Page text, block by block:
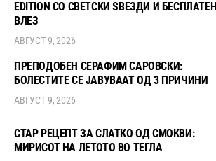
EDITION СО СВЕТСКИ ЅВЕЗДИ И БЕСПЛАТЕН
ВЛЕЗ
АВГУСТ 9, 2026
ПРЕПОДОБЕН СЕРАФИМ САРОВСКИ:
БОЛЕСТИТЕ СЕ ЈАВУВААТ ОД 3 ПРИЧИНИ
АВГУСТ 9, 2026
СТАР РЕЦЕПТ ЗА СЛАТКО ОД СМОКВИ:
МИРИСОТ НА ЛЕТОТО ВО ТЕГЛА